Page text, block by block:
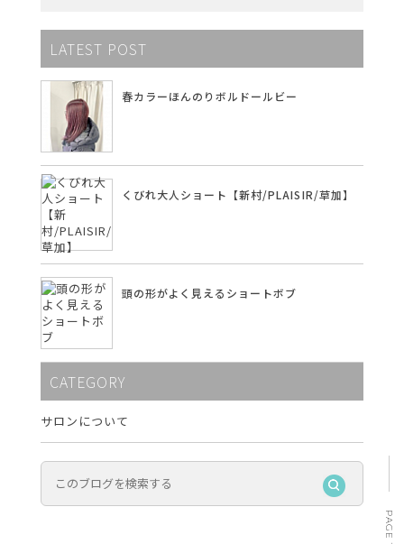
LATEST POST
春カラーほんのりボルドールビー
くびれ大人ショート【新村/PLAISIR/草加】
頭の形がよく見えるショートボブ
CATEGORY
サロンについて